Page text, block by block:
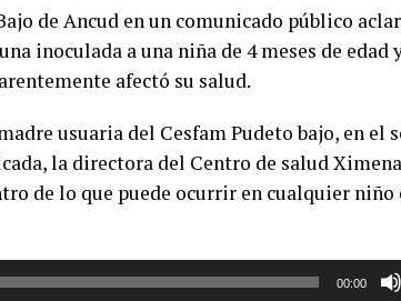
de Ancud en un comunicado público
inoculada a una niña de 4 meses de edad
afectó su salud.
usuaria del Cesfam Pudeto bajo, en el
la directora del Centro de salud
de lo que puede ocurrir en cualquier niño
00:00